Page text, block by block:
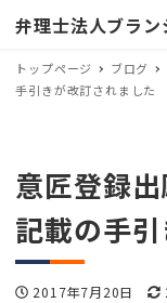
弁理士法人ブラ
トップページ ブログ
手引きが改訂されました
意匠登録
記載の手
投稿日
2017年7月20日